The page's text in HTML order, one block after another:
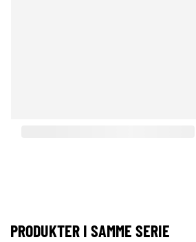
PRODUKTER I SAMME SERIE